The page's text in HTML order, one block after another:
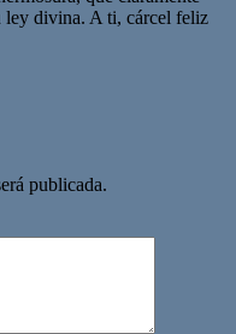
ley divina. A ti, cárcel feliz
publicada.